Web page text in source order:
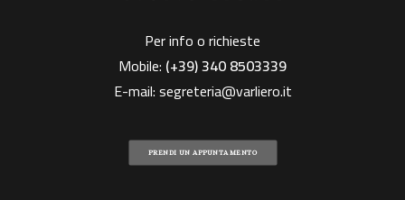
Per info o richieste
Mobile: (+39)340 8503339
E-mail:segreteria@varliero.it
PRENDI UN APPUNTAMENTO